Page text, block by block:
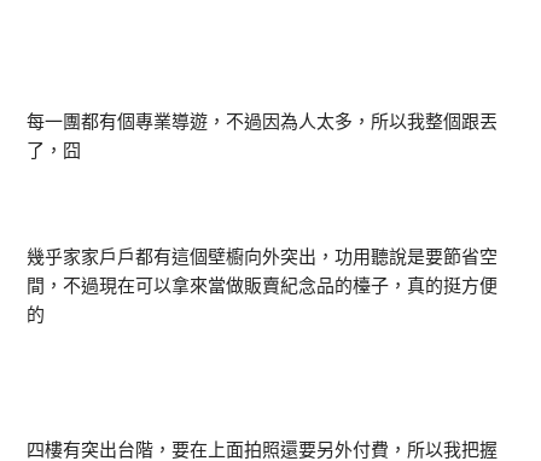
每一團都有個專業導遊，不過因為人太多，所以我整個跟丟
了，囧
幾乎家家戶戶都有這個壁櫥向外突出，功用聽說是要節省空
間，不過現在可以拿來當做販賣紀念品的檯子，真的挺方便
的
四樓有突出台階，要在上面拍照還要另外付費，所以我把握